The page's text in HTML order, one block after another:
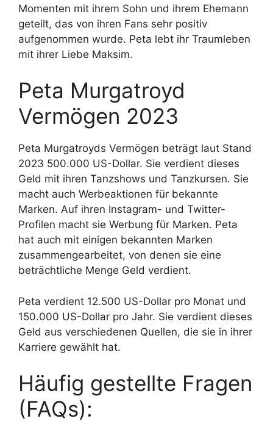
Momenten mit ihrem Sohn und ihrem Ehemann
geteilt, das von ihren Fans sehr positiv
aufgenommen wurde. Peta lebt ihr Traumleben
mit ihrer Liebe Maksim.
Peta Murgatroyd
Vermögen 2023
Peta Murgatroyds Vermögen beträgt laut Stand
2023 500.000 US-Dollar. Sie verdient dieses
Geld mit ihren Tanzshows und Tanzkursen. Sie
macht auch Werbeaktionen für bekannte
Marken. Auf ihren Instagram- und Twitter-
Profilen macht sie Werbung für Marken. Peta
hat auch mit einigen bekannten Marken
zusammengearbeitet, von denen sie eine
beträchtliche Menge Geld verdient.
Peta verdient 12.500 US-Dollar pro Monat und
150.000 US-Dollar pro Jahr. Sie verdient dieses
Geld aus verschiedenen Quellen, die sie in ihrer
Karriere gewählt hat.
Häufig gestellte Fragen
(FAQs):